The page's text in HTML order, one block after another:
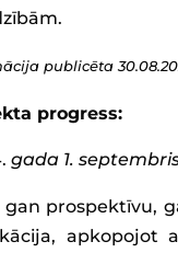
publicēta
progress:
gada 1.
gan prospektīvu,
apkopojot